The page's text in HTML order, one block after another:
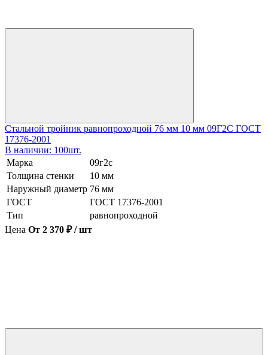
Стальной тройник равнопроходной 76 мм 10 мм 09Г2С ГОСТ
17376-2001
В наличии: 100шт.
Марка
09г2с
Толщина стенки
10 мм
Наружный диаметр 76 мм
ГОСТ
ГОСТ 17376-2001
Тип
равнопроходной
Цена От 2 370 ₽ / шт